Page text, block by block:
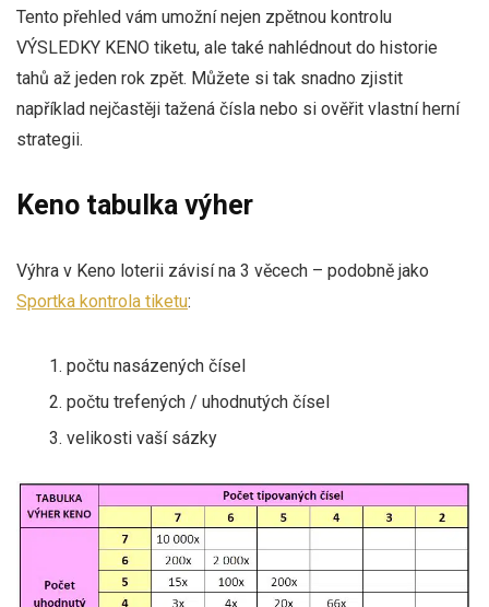
Tento přehled vám umožní nejen zpětnou kontrolu
VÝSLEDKY KENO tiketu, ale také nahlédnout do historie
tahů až jeden rok zpět. Můžete si tak snadno zjistit
například nejčastěji tažená čísla nebo si ověřit vlastní herní
strategii.
Keno tabulka výher
Výhra v Keno loterii závisí na 3 věcech – podobně jako
Sportka kontrola tiketu:
počtu nasázených čísel
počtu trefených / uhodnutých čísel
velikosti vaší sázky